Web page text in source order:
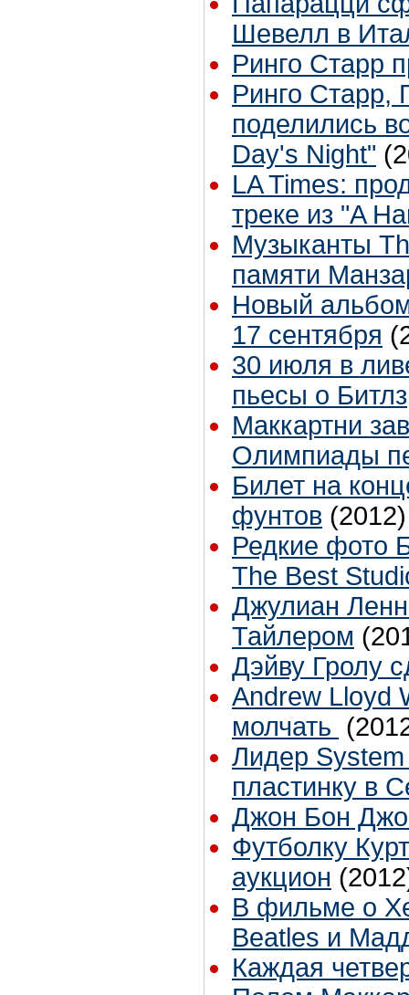
Шевелл в
Ринго Старр
Ринго Старр,
поделились
Day's Night"
LA Times:
треке из "A
Музыканты
памяти
Новый
17 сентября
30 июля в
пьесы о Битлз
Маккартни
Олимпиады
Билет на
фунтов (2012)
Редкие фото
The Best
Джулиан
Тайлером
Дэйву Гролу
Andrew Lloyd
молчать
Лидер
пластинку в
Джон Бон
Футболку
аукцион
В фильме о
Beatles и
Каждая